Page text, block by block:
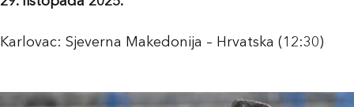
Karlovac: Sjeverna Makedonija – Hrvatska (12:30)